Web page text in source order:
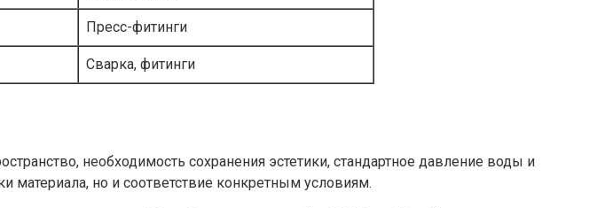
Пресс-фитинги
Сварка, фитинги
необходимость сохранения эстетики, стандартное давление воды и
материала, но и соответствие конкретным условиям.